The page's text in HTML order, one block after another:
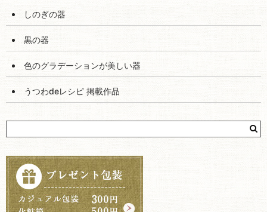
しのぎの器
黒の器
色のグラデーションが美しい器
うつわdeレシピ 掲載作品